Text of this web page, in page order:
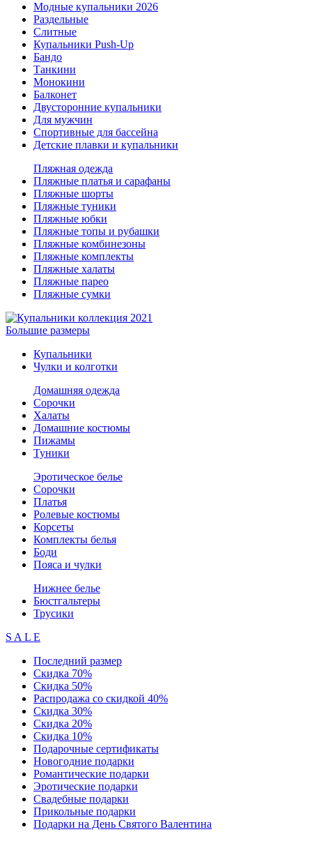
Модные купальники 2026
Раздельные
Слитные
Купальники Push-Up
Бандо
Танкини
Монокини
Балконет
Двусторонние купальники
Для мужчин
Спортивные для бассейна
Детские плавки и купальники
Пляжная одежда
Пляжные платья и сарафаны
Пляжные шорты
Пляжные туники
Пляжные юбки
Пляжные топы и рубашки
Пляжные комбинезоны
Пляжные комплекты
Пляжные халаты
Пляжные парео
Пляжные сумки
Большие размеры
Купальники
Чулки и колготки
Домашняя одежда
Сорочки
Халаты
Домашние костюмы
Пижамы
Туники
Эротическое белье
Сорочки
Платья
Ролевые костюмы
Корсеты
Комплекты белья
Боди
Пояса и чулки
Нижнее белье
Бюстгальтеры
Трусики
S A L E
Последний размер
Скидка 70%
Скидка 50%
Распродажа со скидкой 40%
Скидка 30%
Скидка 20%
Скидка 10%
Подарочные сертификаты
Новогодние подарки
Романтические подарки
Эротические подарки
Свадебные подарки
Прикольные подарки
Подарки на День Святого Валентина